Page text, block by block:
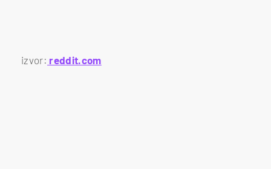
izvor: reddit.com